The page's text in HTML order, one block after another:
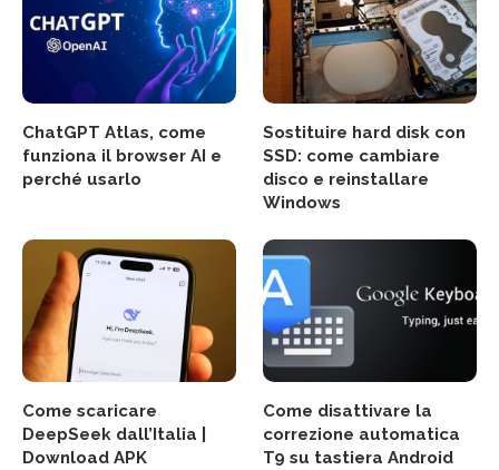
ChatGPT Atlas, come
funziona il browser AI e
perché usarlo
Sostituire hard disk con
SSD: come cambiare
disco e reinstallare
Windows
Come scaricare
DeepSeek dall’Italia |
Download APK
Come disattivare la
correzione automatica
T9 su tastiera Android